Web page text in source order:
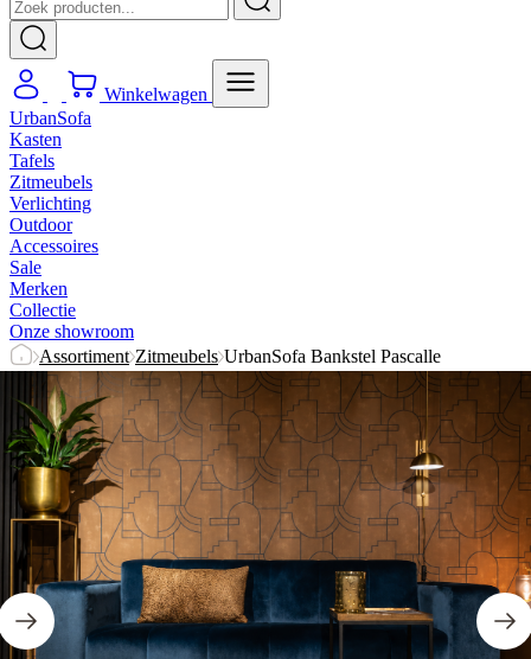
Winkelwagen
UrbanSofa
Kasten
Tafels
Zitmeubels
Verlichting
Outdoor
Accessoires
Sale
Merken
Collectie
Onze showroom
Assortiment Zitmeubels UrbanSofa Bankstel Pascalle